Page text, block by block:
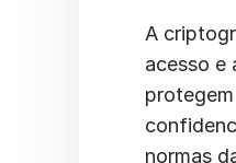
A
acesso e
normas